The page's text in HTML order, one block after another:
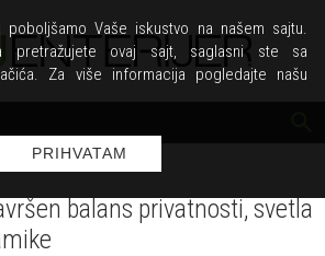
balans privatnosti, svetla
Vaše iskustvo na našem sajtu.
pretražujete ovaj sajt, saglasni ste sa
Za više informacija pogledajte našu
PRIHVATAM